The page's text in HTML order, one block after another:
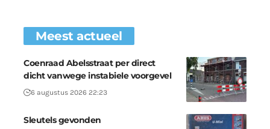
Meest actueel
Coenraad Abelsstraat per direct
dicht vanwege instabiele voorgevel
6 augustus 2026 22:23
Sleutels gevonden